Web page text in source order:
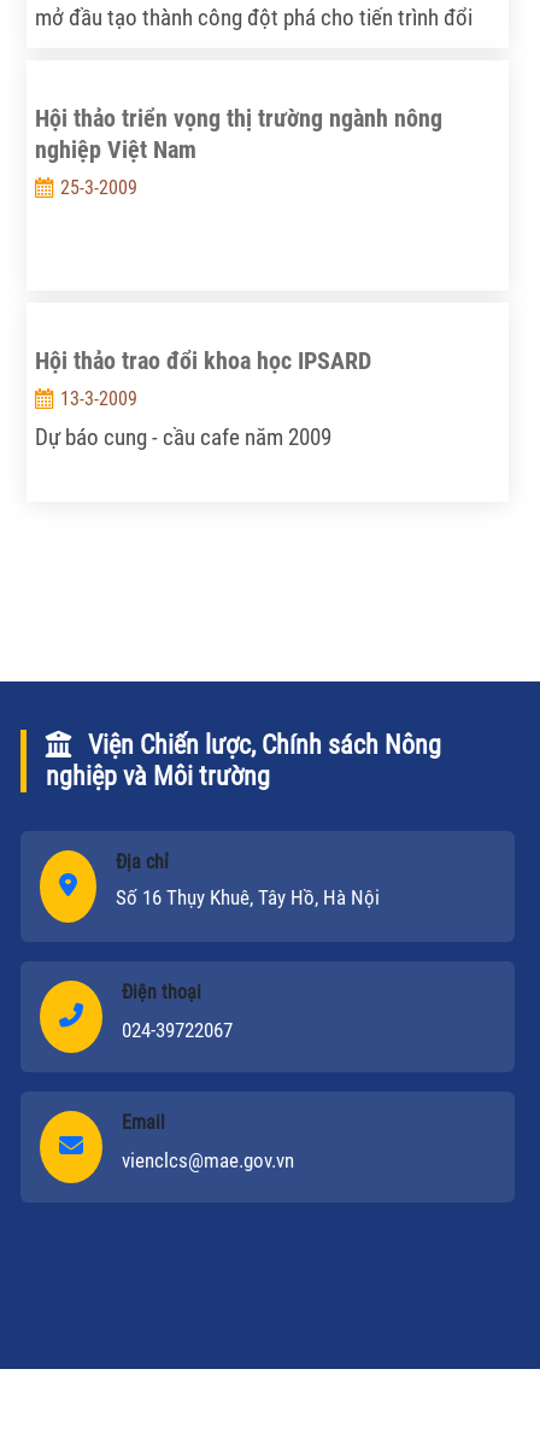
mở đầu tạo thành công đột phá cho tiến trình đổi
lớn cho sự phát triển nông nghiệp nông thôn Việt
Nam. Từ một nước phải nhập khẩu lương thực, Việt
Nam đã vươn lên trở thành cường quốc đứng thứ
thu hút tốt đầu tư nước ngoài, tạo điều kiện thúc
đẩy nhanh quá trình công nghiệp hóa, đô thị hóa đất
nước.
Hội thảo triển vọng thị trường ngành nông
nghiệp Việt Nam
25-3-2009
Hội thảo trao đổi khoa học IPSARD
13-3-2009
Dự báo cung - cầu cafe năm 2009
Viện Chiến lược, Chính sách Nông
nghiệp và Môi trường
Địa chỉ
Số 16 Thụy Khuê, Tây Hồ, Hà Nội
Điện thoại
024-39722067
Email
vienclcs@mae.gov.vn